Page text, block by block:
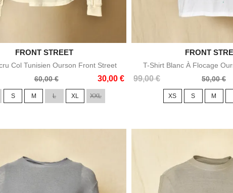
Aperçu rapide
FRONT STREET
Col Tunisien Ourson Front Street
60,00 € 30,00 €
S M L XL XXL
Aperçu
FRONT
T-Shirt Blanc À Flocage
99,00 €
Prix
50,00 €
Prix
XS S M